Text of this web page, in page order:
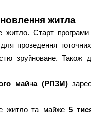
житла
Старт програми
проведення
зруйноване. Також
майна (РПЗМ)
житло та майже 5